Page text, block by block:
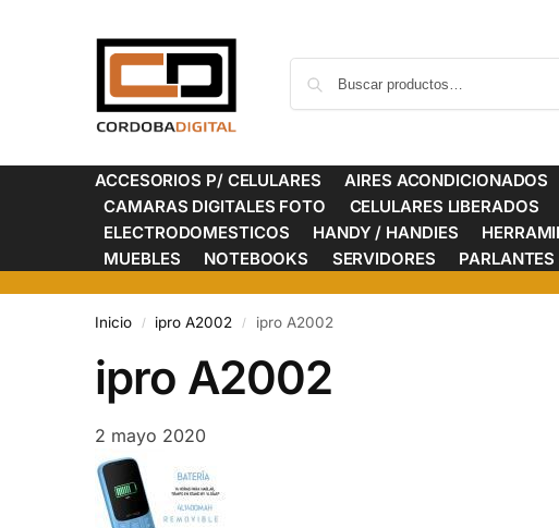
ACCESORIOS P/ CELULARES AIRES ACONDICIONADOS
CAMARAS DIGITALES FOTO
CELULARES LIBERADOS
ELECTRODOMESTICOS
HANDY / HANDIES
MUEBLES
NOTEBOOKS SERVIDORES
Inicio / ipro A2002 / ipro A2002
ipro A2002
2 mayo 2020